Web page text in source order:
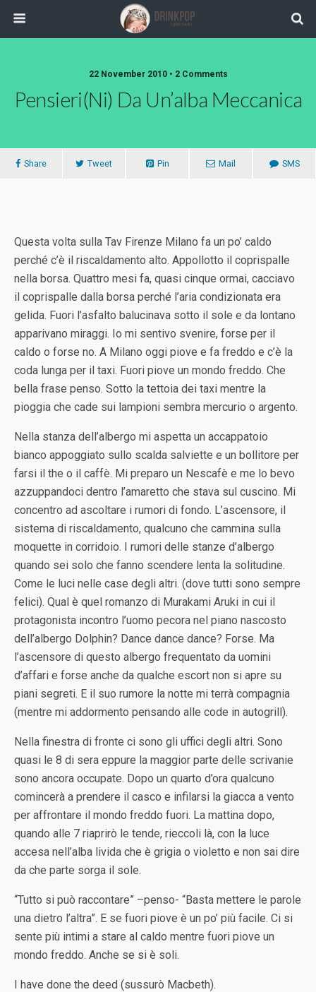
22 November 2010 • 2 Comments
Pensieri(ni) Da Un’alba Meccanica
Share Tweet Pin Mail SMS
Questa volta sulla Tav Firenze Milano fa un po’ caldo
perché c’è il riscaldamento alto. Appollotto il coprispalle
nella borsa. Quattro mesi fa, quasi cinque ormai, cacciavo
il coprispalle dalla borsa perché l’aria condizionata era
gelida. Fuori l’asfalto balucinava sotto il sole e da lontano
apparivano miraggi. Io mi sentivo svenire, forse per il
caldo o forse no. A Milano oggi piove e fa freddo e c’è la
coda lunga per il taxi. Fuori piove un mondo freddo. Che
bella frase penso. Sotto la tettoia dei taxi mentre la
pioggia che cade sui lampioni sembra mercurio o argento.
Nella stanza dell’albergo mi aspetta un accappatoio
bianco appoggiato sullo scalda salviette e un bollitore per
farsi il the o il caffè. Mi preparo un Nescafè e me lo bevo
azzuppandoci dentro l’amaretto che stava sul cuscino. Mi
concentro ad ascoltare i rumori di fondo. L’ascensore, il
sistema di riscaldamento, qualcuno che cammina sulla
moquette in corridoio. I rumori delle stanze d’albergo
quando sei solo che fanno scendere lenta la solitudine.
Come le luci nelle case degli altri. (dove tutti sono sempre
felici). Qual è quel romanzo di Murakami Aruki in cui il
protagonista incontro l’uomo pecora nel piano nascosto
dell’albergo Dolphin? Dance dance dance? Forse. Ma
l’ascensore di questo albergo frequentato da uomini
d’affari e forse anche da qualche escort non si apre su
piani segreti. E il suo rumore la notte mi terrà compagnia
(mentre mi addormento pensando alle code in autogrill).
Nella finestra di fronte ci sono gli uffici degli altri. Sono
quasi le 8 di sera eppure la maggior parte delle scrivanie
sono ancora occupate. Dopo un quarto d’ora qualcuno
comincerà a prendere il casco e infilarsi la giacca a vento
per affrontare il mondo freddo fuori. La mattina dopo,
quando alle 7 riaprirò le tende, rieccoli là, con la luce
accesa nell’alba livida che è grigia o violetto e non sai dire
da che parte sorga il sole.
“Tutto si può raccontare” –penso- “Basta mettere le parole
una dietro l’altra”. E se fuori piove è un po’ più facile. Ci si
sente più intimi a stare al caldo mentre fuori piove un
mondo freddo. Anche se si è soli.
I have done the deed (sussurò Macbeth).